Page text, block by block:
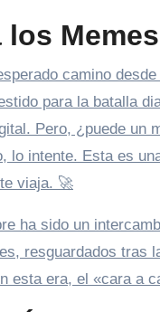
los Memes
camino
para la batalla
Pero, ¿puede un
lo intente. Esta es
viaja. 🚀
ha sido un
resguardados tras
esta era, el «cara a